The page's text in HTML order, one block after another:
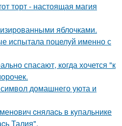
торт - настоящая магия
яблочками.
испытала поцелуй именно с
спасают, когда хочется "к
домашнего уюта и
cнялаcь в кyпальнике
Талия".